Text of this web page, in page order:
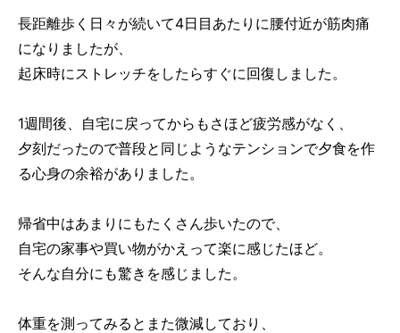
長距離歩く日々が続いて4日目あたりに腰付近が筋肉痛
になりましたが、
起床時にストレッチをしたらすぐに回復しました。
1週間後、自宅に戻ってからもさほど疲労感がなく、
夕刻だったので普段と同じようなテンションで夕食を作
る心身の余裕がありました。
帰省中はあまりにもたくさん歩いたので、
自宅の家事や買い物がかえって楽に感じたほど。
そんな自分にも驚きを感じました。
体重を測ってみるとまた微減しており、